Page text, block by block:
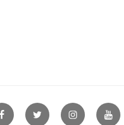
FacebookTwitter Instagram